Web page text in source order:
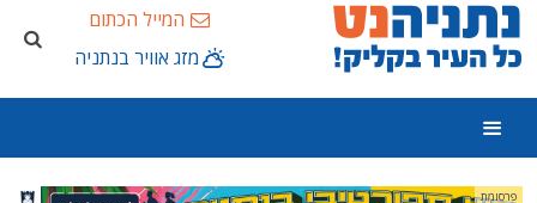
המייל הכתום
מזג אוויר בנתניה
פרסומת